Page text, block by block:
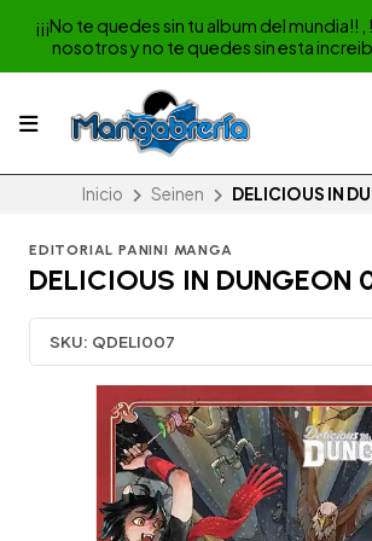
¡¡¡No te quedes sin tu album del mundia!!
nosotros y no te quedes sin esta
Inicio Seinen DELICIOUS IN
EDITORIAL PANINI MANGA
DELICIOUS IN DUNGEON
SKU: QDELI007